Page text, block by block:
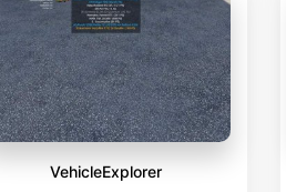
VehicleExplorer